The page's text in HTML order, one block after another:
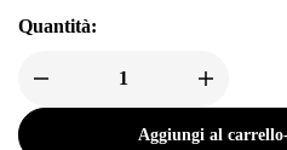
Quantità:
Aggiungi al carrello